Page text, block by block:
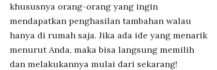
khususnya orang-orang yang ingin
mendapatkan penghasilan tambahan walau
hanya di rumah saja. Jika ada ide yang menarik
menurut Anda, maka bisa langsung memilih
dan melakukannya mulai dari sekarang!